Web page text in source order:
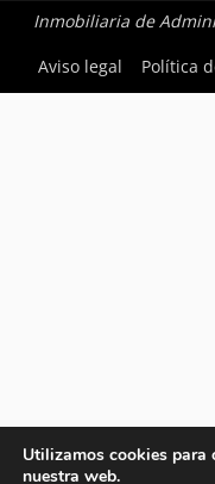
Inmobiliaria de
Aviso legal
Política
Utilizamos cookies para
nuestra web.